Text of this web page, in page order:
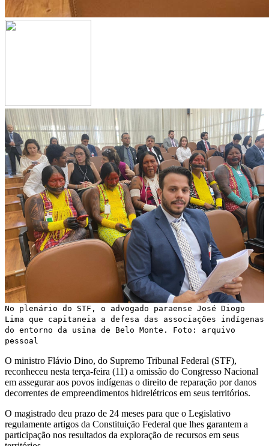
No plenário do STF, o advogado paraense José Diogo
Lima que capitaneia a defesa das associações indígenas
do entorno da usina de Belo Monte. Foto: arquivo
pessoal
O ministro Flávio Dino, do Supremo Tribunal Federal (STF),
reconheceu nesta terça-feira (11) a omissão do Congresso Nacional
em assegurar aos povos indígenas o direito de reparação por danos
decorrentes de empreendimentos hidrelétricos em seus territórios.
O magistrado deu prazo de 24 meses para que o Legislativo
regulamente artigos da Constituição Federal que lhes garantem a
participação nos resultados da exploração de recursos em seus